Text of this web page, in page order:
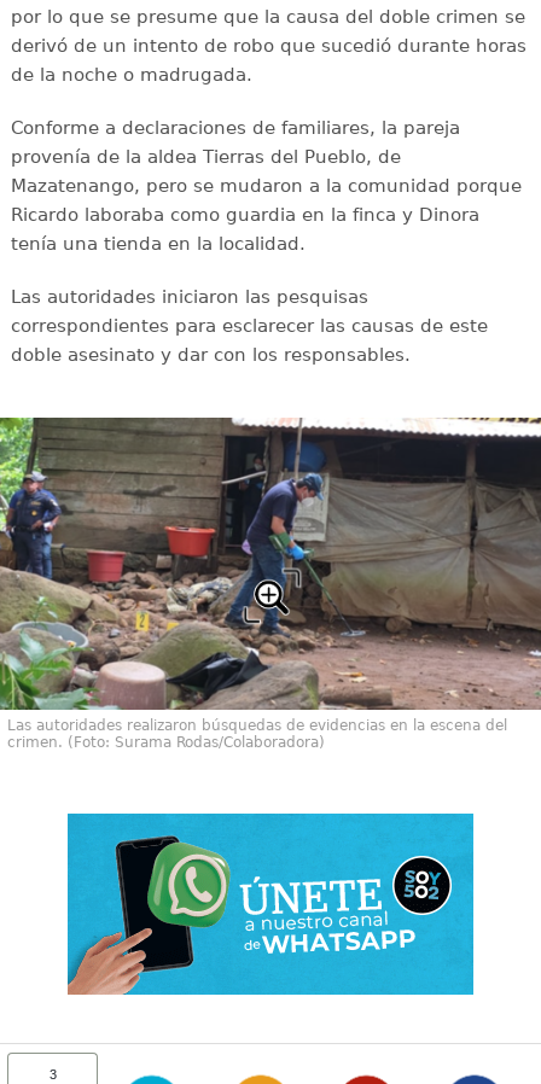
por lo que se presume que la causa del doble crimen se
derivó de un intento de robo que sucedió durante horas
de la noche o madrugada.
Conforme a declaraciones de familiares, la pareja
provenía de la aldea Tierras del Pueblo, de
Mazatenango, pero se mudaron a la comunidad porque
Ricardo laboraba como guardia en la finca y Dinora
tenía una tienda en la localidad.
Las autoridades iniciaron las pesquisas
correspondientes para esclarecer las causas de este
doble asesinato y dar con los responsables.
Las autoridades realizaron búsquedas de evidencias en la escena del
crimen. (Foto: Surama Rodas/Colaboradora)
3